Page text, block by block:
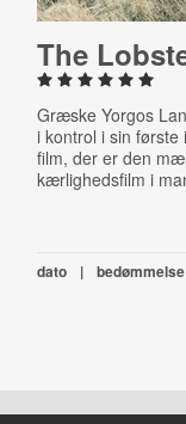
The
Græske Yorgos
i kontrol i sin første
film, der er den
kærlighedsfilm i
dato | bedømmelse